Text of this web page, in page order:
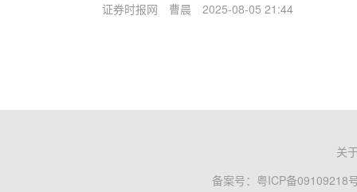
证券时报网 曹晨 2025-08-05 21:44
关
备案号： 粤ICP备09109218